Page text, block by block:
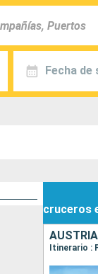
Fecha de
cruceros
Itinerario :